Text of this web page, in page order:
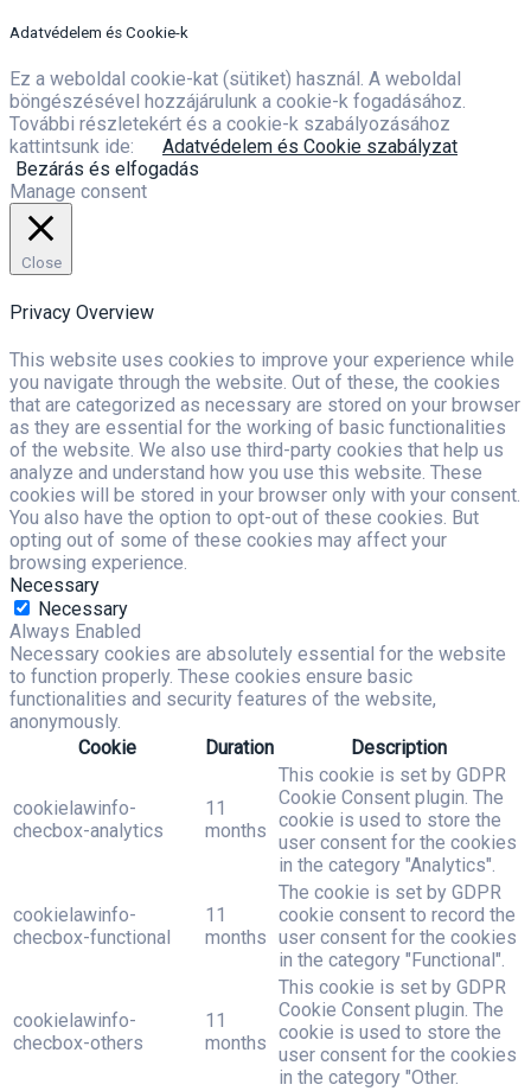
Adatvédelem és Cookie-k
Ez a weboldal cookie-kat (sütiket) használ. A weboldal
böngészésével hozzájárulunk a cookie-k fogadásához.
További részletekért és a cookie-k szabályozásához
kattintsunk ide:
Adatvédelem és Cookie szabályzat
Bezárás és elfogadás
Manage consent
Close
Privacy Overview
This website uses cookies to improve your experience while
you navigate through the website. Out of these, the cookies
that are categorized as necessary are stored on your browser
as they are essential for the working of basic functionalities
of the website. We also use third-party cookies that help us
analyze and understand how you use this website. These
cookies will be stored in your browser only with your consent.
You also have the option to opt-out of these cookies. But
opting out of some of these cookies may affect your
browsing experience.
Necessary
Necessary
Always Enabled
Necessary cookies are absolutely essential for the website
to function properly. These cookies ensure basic
functionalities and security features of the website,
anonymously.
Cookie
Duration Description
cookielawinfo-
checbox-analytics
11
months
This cookie is set by GDPR
Cookie Consent plugin. The
cookie is used to store the
user consent for the cookies
in the category "Analytics".
cookielawinfo-
checbox-functional
11
months
The cookie is set by GDPR
cookie consent to record the
user consent for the cookies
in the category "Functional".
cookielawinfo-
checbox-others
11
months
This cookie is set by GDPR
Cookie Consent plugin. The
cookie is used to store the
user consent for the cookies
in the category "Other.